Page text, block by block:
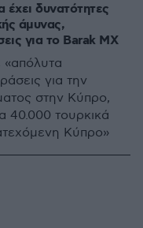
δυνατότητες
άμυνας,
για το Barak MX
για την
στην Κύπρο,
40.000 τουρκικά
Κύπρο»